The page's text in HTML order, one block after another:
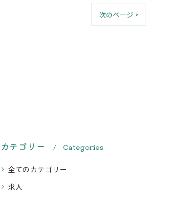
次のページ >
カテゴリー Categories
全てのカテゴリー
求人